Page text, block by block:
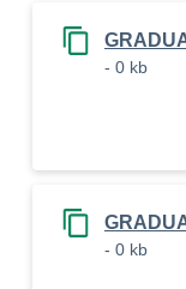
- 0 kb
- 0 kb